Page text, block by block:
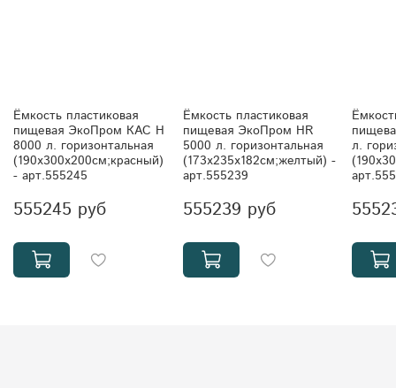
Ёмкость пластиковая
пищевая ЭкоПром КАС H
8000 л. горизонтальная
(190x300x200см;красный)
- арт.555245
555245 руб
Ёмкость пластиковая
пищевая ЭкоПром HR
5000 л. горизонтальная
(173x235x182см;желтый) -
арт.555239
555239 руб
л.